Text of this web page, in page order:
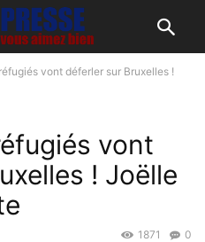
vont déferler sur Bruxelles !
vont
! Joëlle
0
1871